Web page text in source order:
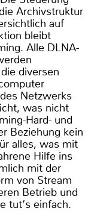
Archivstruktur
auf
bleibt
Alle DLNA-
diversen
Netzwerks
was nicht
Hard- und
Beziehung kein
alles, was mit
Hilfe ins
mit der
von Stream
Betrieb und
tut‘s einfach.